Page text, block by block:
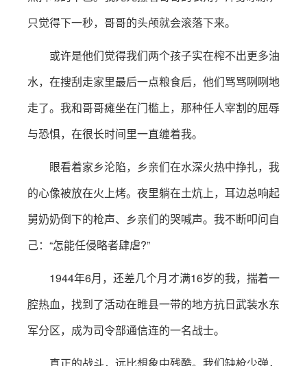
只觉得下一秒，哥哥的头颅就会滚落下来。
或许是他们觉得我们两个孩子实在榨不出更多油
水，在搜刮走家里最后一点粮食后，他们骂骂咧咧地
走了。我和哥哥瘫坐在门槛上，那种任人宰割的屈辱
与恐惧，在很长时间里一直缠着我。
眼看着家乡沦陷，乡亲们在水深火热中挣扎，我
的心像被放在火上烤。夜里躺在土炕上，耳边总响起
舅奶奶倒下的枪声、乡亲们的哭喊声。我不断叩问自
己：“怎能任侵略者肆虐?”
1944年6月，还差几个月才满16岁的我，揣着一
腔热血，找到了活动在睢县一带的地方抗日武装水东
军分区，成为司令部通信连的一名战士。